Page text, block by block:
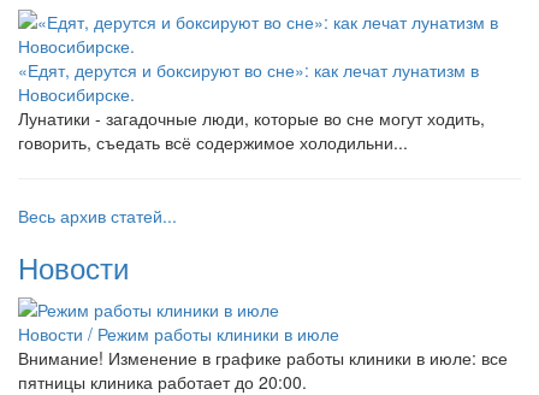
«Едят, дерутся и боксируют во сне»: как лечат лунатизм в
Новосибирске.
Лунатики - загадочные люди, которые во сне могут ходить,
говорить, съедать всё содержимое холодильни...
Весь архив статей...
Новости
Новости / Режим работы клиники в июле
Внимание! Изменение в графике работы клиники в июле: все
пятницы клиника работает до 20:00.